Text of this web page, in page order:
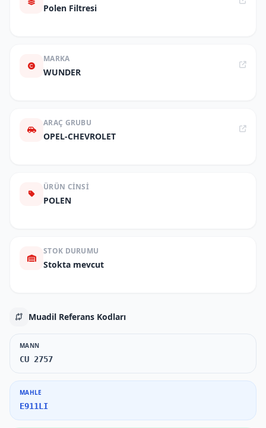
Polen Filtresi
MARKA
WUNDER
ARAÇ GRUBU
OPEL-CHEVROLET
ÜRÜN CINSI
POLEN
STOK DURUMU
Stokta mevcut
Muadil Referans Kodları
MANN
CU 2757
MAHLE
E911LI